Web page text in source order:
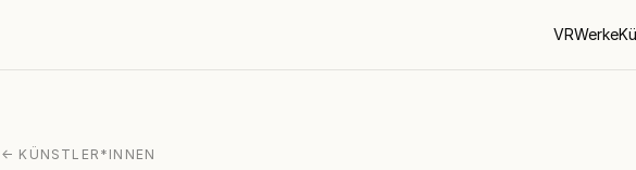
VRWerke
← KÜNSTLER*INNEN